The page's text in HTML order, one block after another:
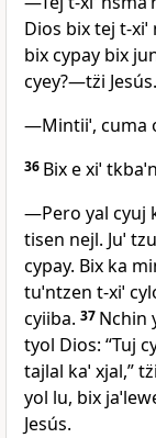
Dios bix tej t‑xiˈ
bix cypay bix
cyey?―tz̈i Jesús.
―Mintiiˈ, cuma
36 Bix e xiˈ
―Pero yal cyuj
tisen nejl. Juˈ
cypay. Bix ka
tuˈntzen t‑xiˈ
cyiiba. 37 Nchin
tyol Dios: “Tuj
tajlal kaˈ xjal,”
yol lu, bix
Jesús.